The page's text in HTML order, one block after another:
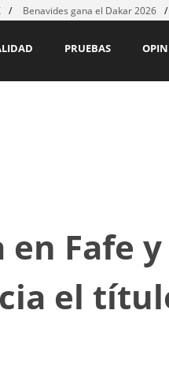
Benavides gana el Dakar 2026
PRUEBAS
en Fafe
el